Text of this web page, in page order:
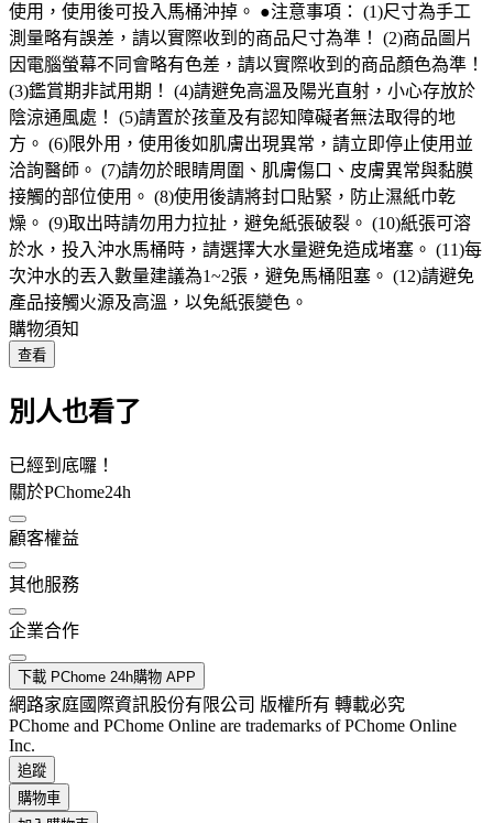
使用，使用後可投入馬桶沖掉。 ●注意事項： (1)尺寸為手工
測量略有誤差，請以實際收到的商品尺寸為準！ (2)商品圖片
因電腦螢幕不同會略有色差，請以實際收到的商品顏色為準！
(3)鑑賞期非試用期！ (4)請避免高溫及陽光直射，小心存放於
陰涼通風處！ (5)請置於孩童及有認知障礙者無法取得的地
方。 (6)限外用，使用後如肌膚出現異常，請立即停止使用並
洽詢醫師。 (7)請勿於眼睛周圍、肌膚傷口、皮膚異常與黏膜
接觸的部位使用。 (8)使用後請將封口貼緊，防止濕紙巾乾
燥。 (9)取出時請勿用力拉扯，避免紙張破裂。 (10)紙張可溶
於水，投入沖水馬桶時，請選擇大水量避免造成堵塞。 (11)每
次沖水的丟入數量建議為1~2張，避免馬桶阻塞。 (12)請避免
產品接觸火源及高溫，以免紙張變色。
購物須知
查看
別人也看了
已經到底囉！
關於PChome24h
顧客權益
其他服務
企業合作
下載 PChome 24h購物 APP
網路家庭國際資訊股份有限公司 版權所有 轉載必究
PChome and PChome Online are trademarks of PChome Online
Inc.
追蹤
購物車